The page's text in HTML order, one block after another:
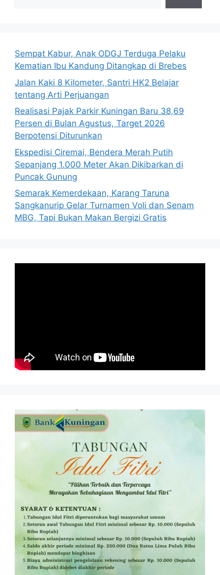
Sempat Kabur, Anak ODGJ Terduga Pelaku
Kematian Ibu Kandung Ditangkap di Brebes
Jalan Kaki 8 Kilometer, Santri HK2 Belajar
tentang Arti Perjuangan
Realisasi Pajak Parkir Kuningan Baru 38,69
Persen di Bulan Agustus, Target 2026
Berpotensi Diturunkan
Ekspedisi Ciremai, Bendera Merah Putih
Sepanjang 1.000 Meter Akan Dikibarkan di
Puncak Gunung
Semarak Kemerdekaan, Karang Taruna
Sangkanurip Gelar Turnamen Voli dan Senam
MBG, Tapi Bukan Makan Bergizi Gratis